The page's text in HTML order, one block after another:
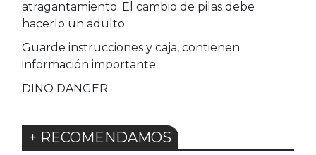
atragantamiento. El cambio de pilas debe
hacerlo un adulto
Guarde instrucciones y caja, contienen
información importante.
DINO DANGER
+ RECOMENDAMOS